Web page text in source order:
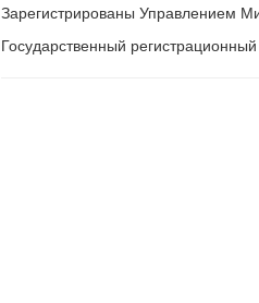
Зарегистрированы Управлением
Государственный